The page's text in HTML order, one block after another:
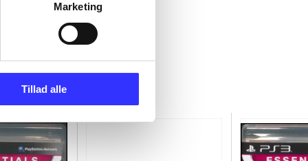
Marketing
Tillad alle